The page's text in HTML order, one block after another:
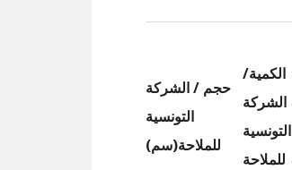
الكمية/
الشركة
التونسية
للملاحة
حجم / الشركة
التونسية
للملاحة(سم)